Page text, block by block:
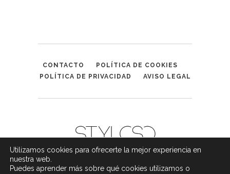
CONTACTO
POLÍTICA DE COOKIES
POLÍTICA DE PRIVACIDAD
AVISO LEGAL
Utilizamos cookies para ofrecerte la mejor experiencia en
nuestra web.
Puedes aprender más sobre qué cookies utilizamos o